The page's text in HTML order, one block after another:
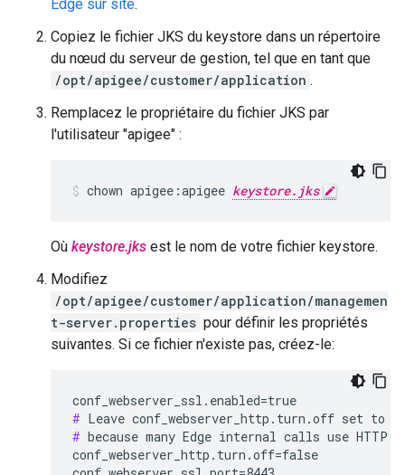
Edge sur site.
Copiez le fichier JKS du keystore dans un répertoire
du nœud du serveur de gestion, tel que en tant que
/opt/apigee/customer/application .
Remplacez le propriétaire du fichier JKS par
l'utilisateur "apigee" :
chown apigee:apigee keystore.jks
Où keystore.jks est le nom de votre fichier keystore.
Modifiez
/opt/apigee/customer/application/managemen
t-server.properties pour définir les propriétés
suivantes. Si ce fichier n'existe pas, créez-le:
#
# because many Edge internal calls use HTTP.
conf_webserver_http.turn.off=false